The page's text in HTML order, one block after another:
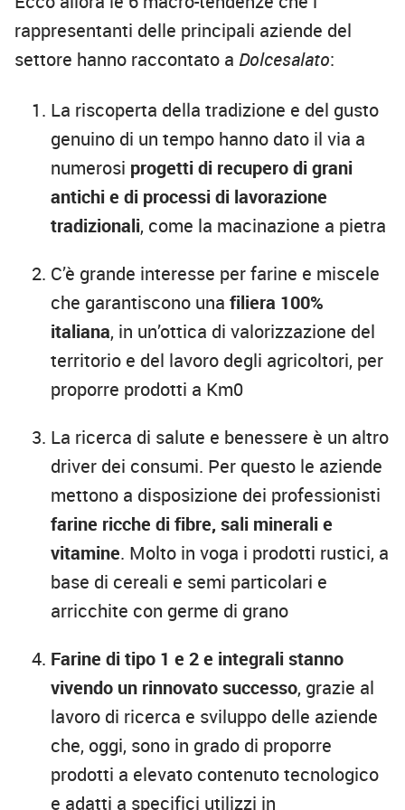
rappresentanti delle principali aziende del
settore hanno raccontato a Dolcesalato:
La riscoperta della tradizione e del gusto
genuino di un tempo hanno dato il via a
numerosi progetti di recupero di grani
antichi e di processi di lavorazione
tradizionali, come la macinazione a pietra
C’è grande interesse per farine e miscele
che garantiscono una filiera 100%
italiana, in un’ottica di valorizzazione del
territorio e del lavoro degli agricoltori, per
proporre prodotti a Km0
La ricerca di salute e benessere è un altro
driver dei consumi. Per questo le aziende
mettono a disposizione dei professionisti
farine ricche di fibre, sali minerali e
vitamine. Molto in voga i prodotti rustici, a
base di cereali e semi particolari e
arricchite con germe di grano
Farine di tipo 1 e 2 e integrali stanno
vivendo un rinnovato successo, grazie al
lavoro di ricerca e sviluppo delle aziende
che, oggi, sono in grado di proporre
prodotti a elevato contenuto tecnologico
e adatti a specifici utilizzi in